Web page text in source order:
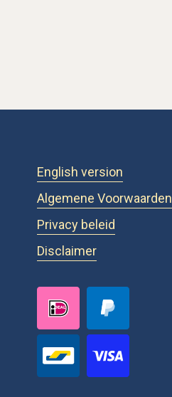
English version
Algemene Voorwaarden
Privacy beleid
Disclaimer